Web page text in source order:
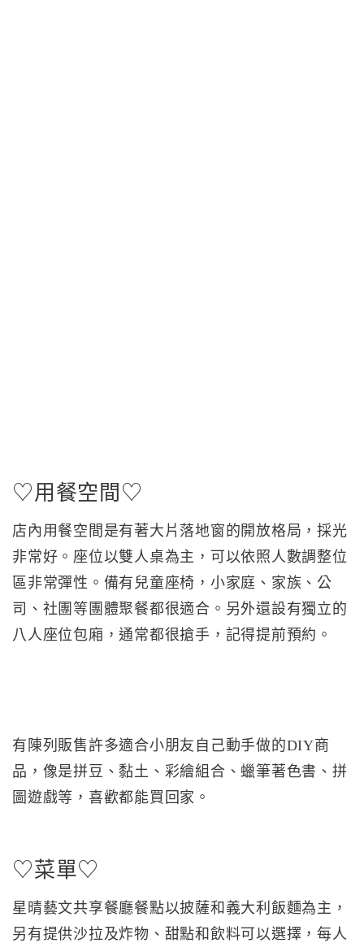
♡用餐空間♡
店內用餐空間是有著大片落地窗的開放格局，採光
非常好。座位以雙人桌為主，可以依照人數調整位
區非常彈性。備有兒童座椅，小家庭、家族、公
司、社團等團體聚餐都很適合。另外還設有獨立的
八人座位包廂，通常都很搶手，記得提前預約。
有陳列販售許多適合小朋友自己動手做的DIY商
品，像是拼豆、黏土、彩繪組合、蠟筆著色書、拼
圖遊戲等，喜歡都能買回家。
♡菜單♡
星晴藝文共享餐廳餐點以披薩和義大利飯麵為主，
另有提供沙拉及炸物、甜點和飲料可以選擇，每人